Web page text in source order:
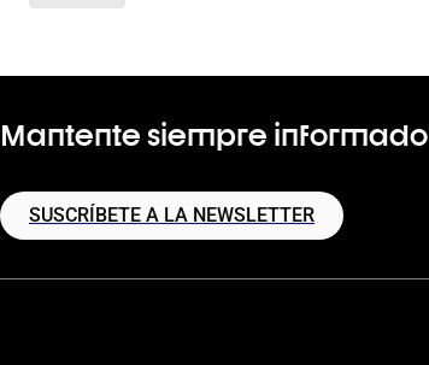
Mantente siempre informado
SUSCRÍBETE A LA NEWSLETTER